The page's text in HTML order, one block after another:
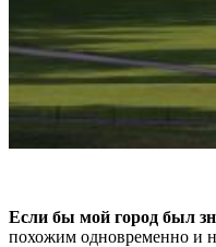
Если бы мой город был
похожим одновременно и